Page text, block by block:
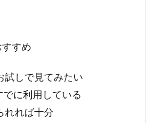
すめ
試しで見てみたい
に利用している
れれば十分